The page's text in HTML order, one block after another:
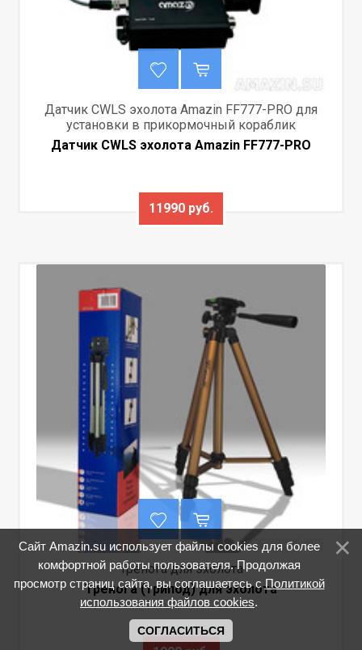
Датчик CWLS эхолота Amazin FF777-PRO для
установки в прикормочный кораблик
Датчик CWLS эхолота Amazin FF777-PRO
11990 руб.
Тренога для эхолота
Тренога (трипод) для эхолота
Сайт Amazin.su использует файлы cookies для более
комфортной работы пользователя. Продолжая
просмотр страниц сайта, вы соглашаетесь сПолитикой
использования файлов cookies.
СОГЛАСИТЬСЯ